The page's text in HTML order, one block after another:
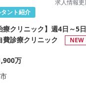
ント紹介
求人情報
療クリニック】週4日～5
費診療クリニック
NEW
万